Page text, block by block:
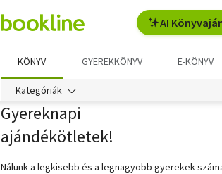
AI
KÖNYV GYEREKKÖNYV E-KÖNYV
Kategóriák
Gyereknapi
ajándékötletek!
Nálunk a legkisebb és a legnagyobb gyerekek